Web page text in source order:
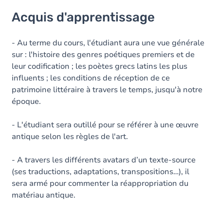
Objectifs
Contenu
Table des matières
Acquis d'apprentissage
- Au terme du cours, l'étudiant aura une vue générale
sur : l'histoire des genres poétiques premiers et de
leur codification ; les poètes grecs latins les plus
influents ; les conditions de réception de ce
patrimoine littéraire à travers le temps, jusqu'à notre
époque.
- L'étudiant sera outillé pour se référer à une œuvre
antique selon les règles de l'art.
- A travers les différents avatars d’un texte-source
(ses traductions, adaptations, transpositions…), il
sera armé pour commenter la réappropriation du
matériau antique.